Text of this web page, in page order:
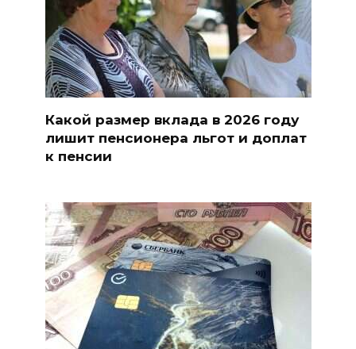
Какой размер вклада в 2026 году
лишит пенсионера льгот и доплат
к пенсии